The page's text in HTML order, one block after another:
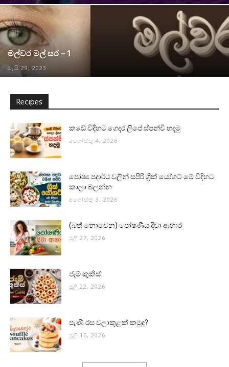
මල්වර මල් සර – 1
මැයි 29, 2023
Recipes
කඩේ විදිහට ගෙදර ලිපේ ස්පන්චි හදමු
අගෝස්තු 4, 2026
පෝෂ්‍ය පදාර්ථ වලින් සපිරි ග්‍රීක් යෝගට් මේ විදිහට
කාලා බලන්න
අගෝස්තු 3, 2026
(බත් නොවෙන) පෝෂණීය දිවා ආහාර
ජූලි 27, 2026
ජෑම් කුකීස්
ජූලි 22, 2026
පැණි රස වලාකුළක් කමුද?
ජූලි 16, 2026